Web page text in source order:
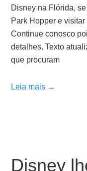
Disney na Flórida,
Park Hopper e
Continue conosco
detalhes. Texto
que procuram
Leia mais →
Disney